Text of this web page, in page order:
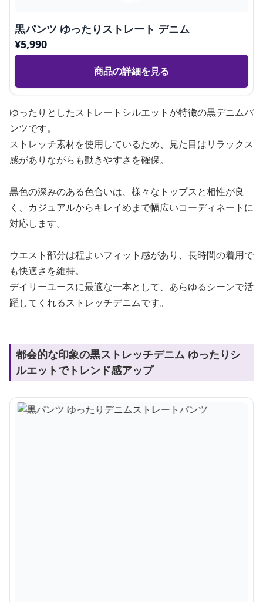
黒パンツ ゆったりストレート デニム
¥5,990
商品の詳細を見る
ゆったりとしたストレートシルエットが特徴の黒デニムパ
ンツです。
ストレッチ素材を使用しているため、見た目はリラックス
感がありながらも動きやすさを確保。
黒色の深みのある色合いは、様々なトップスと相性が良
く、カジュアルからキレイめまで幅広いコーディネートに
対応します。
ウエスト部分は程よいフィット感があり、長時間の着用で
も快適さを維持。
デイリーユースに最適な一本として、あらゆるシーンで活
躍してくれるストレッチデニムです。
都会的な印象の黒ストレッチデニム ゆったりシ
ルエットでトレンド感アップ